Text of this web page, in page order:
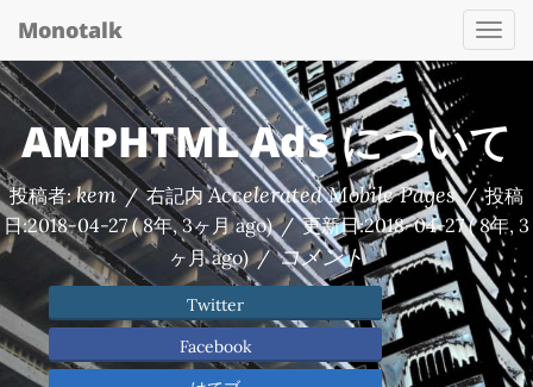
Monotalk
AMPHTML Ads について
投稿者:kem / 右記内Accelerated Mobile Pages / 投稿
日:2018-04-27( 8年, 3ヶ月 ago) / 更新日:2018-04-27( 8年, 3
ヶ月 ago) / コメント
Twitter
Facebook